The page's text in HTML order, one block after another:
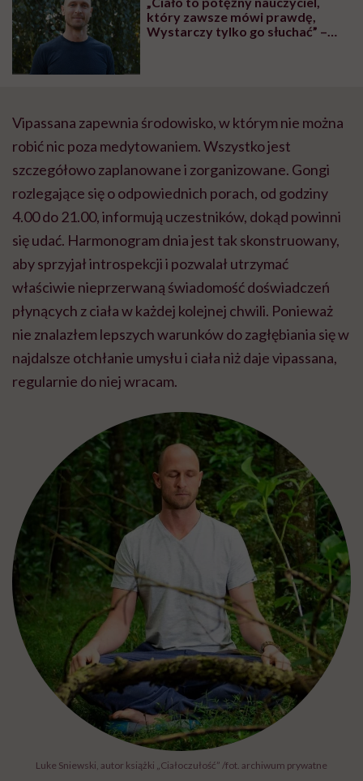
który zawsze mówi prawdę,
Wystarczy tylko go słuchać” –
Vipassana zapewnia środowisko, w którym nie można
robić nic poza medytowaniem. Wszystko jest
szczegółowo zaplanowane i zorganizowane. Gongi
rozlegające się o odpowiednich porach, od godziny
4.00 do 21.00, informują uczestników, dokąd powinni
się udać. Harmonogram dnia jest tak skonstruowany,
aby sprzyjał introspekcji i pozwalał utrzymać
właściwie nieprzerwaną świadomość doświadczeń
płynących z ciała w każdej kolejnej chwili. Ponieważ
nie znalazłem lepszych warunków do zagłębiania się w
najdalsze otchłanie umysłu i ciała niż daje vipassana,
regularnie do niej wracam.
Luke Sniewski, autor książki „Ciałoczułość” /fot. archiwum prywatne